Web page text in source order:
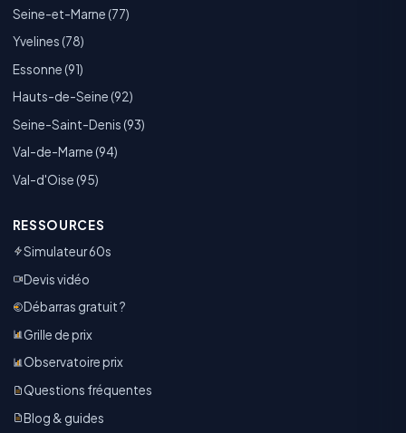
Seine-et-Marne (77)
Yvelines (78)
Essonne (91)
Hauts-de-Seine (92)
Seine-Saint-Denis (93)
Val-de-Marne (94)
Val-d'Oise (95)
RESSOURCES
Simulateur 60s
Devis vidéo
Débarras gratuit ?
Grille de prix
Observatoire prix
Questions fréquentes
Blog & guides